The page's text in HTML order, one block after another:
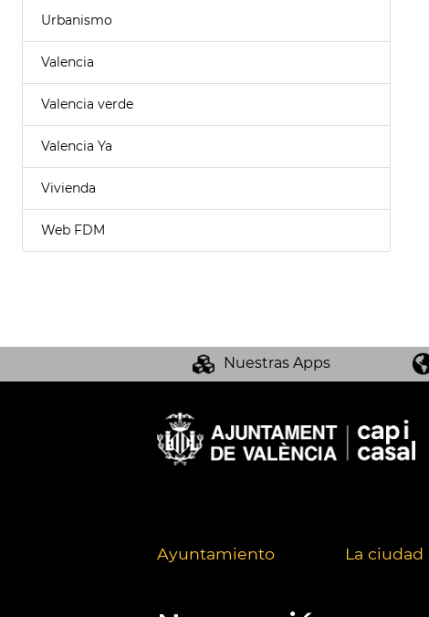
Urbanismo
Valencia
Valencia verde
Valencia Ya
Vivienda
Web FDM
Nuestras Apps
Ayuntamiento La ciudad